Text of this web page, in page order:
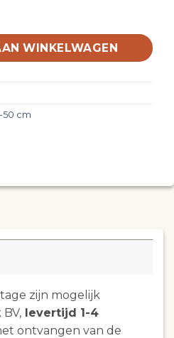
wastafelblad lengte 151-
WINKELWAGEN
cm
zijn mogelijk
levertijd 1-4
ontvangen van de